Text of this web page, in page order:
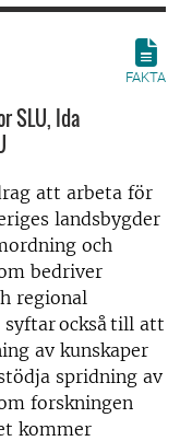
FAKTA
SLU, Ida
att arbeta för
landsbygder
och
bedriver
regional
syftarocksåtill att
av kunskaper
spridning av
forskningen
kommer